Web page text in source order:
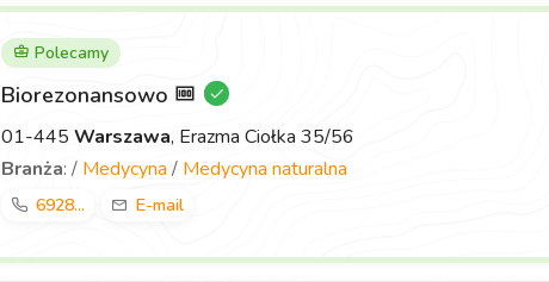
Polecamy
Biorezonansowo
01-445 Warszawa, Erazma Ciołka 35/56
Branża: / Medycyna / Medycyna naturalna
6928... E-mail